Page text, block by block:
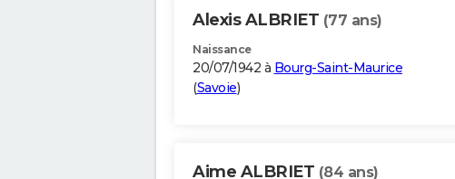
Alexis ALBRIET (77 ans)
Naissance
20/07/1942 à Bourg-Saint-Maurice
(Savoie)
Aime ALBRIET (84 ans)